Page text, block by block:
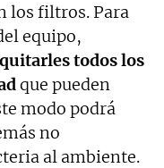
los filtros. Para
equipo,
todos los
que pueden
modo podrá
no
al ambiente.